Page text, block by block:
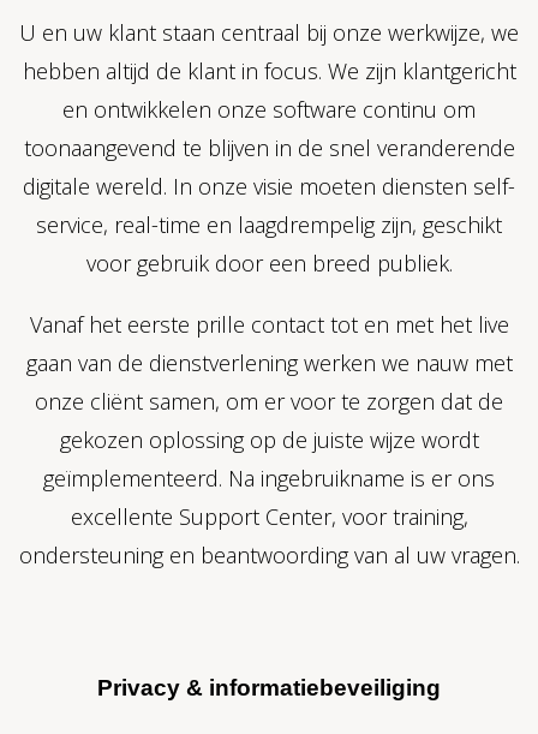
U en uw klant staan centraal bij onze werkwijze, we
hebben altijd de klant in focus. We zijn klantgericht
en ontwikkelen onze software continu om
toonaangevend te blijven in de snel veranderende
digitale wereld. In onze visie moeten diensten self-
service, real-time en laagdrempelig zijn, geschikt
voor gebruik door een breed publiek.
Vanaf het eerste prille contact tot en met het live
gaan van de dienstverlening werken we nauw met
onze cliënt samen, om er voor te zorgen dat de
gekozen oplossing op de juiste wijze wordt
geïmplementeerd. Na ingebruikname is er ons
excellente Support Center, voor training,
ondersteuning en beantwoording van al uw vragen.
Privacy & informatiebeveiliging